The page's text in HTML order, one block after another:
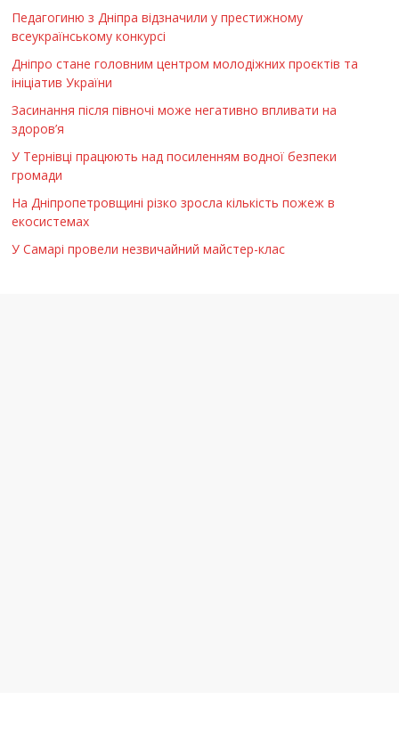
Педагогиню з Дніпра відзначили у престижному
всеукраїнському конкурсі
Дніпро стане головним центром молодіжних проєктів та
ініціатив України
Засинання після півночі може негативно впливати на
здоров’я
У Тернівці працюють над посиленням водної безпеки
громади
На Дніпропетровщині різко зросла кількість пожеж в
екосистемах
У Самарі провели незвичайний майстер-клас